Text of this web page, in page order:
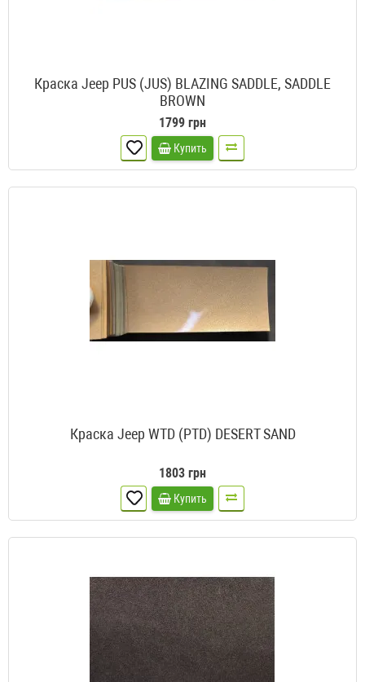
Краска Jeep PUS (JUS) BLAZING SADDLE, SADDLE
BROWN
1799 грн
Купить
Краска Jeep WTD (PTD) DESERT SAND
1803 грн
Купить